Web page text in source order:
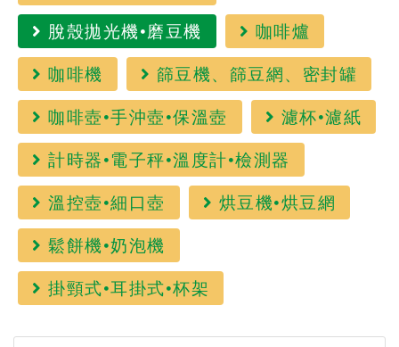
脫殼拋光機•磨豆機
咖啡爐
咖啡機
篩豆機、篩豆網、密封罐
咖啡壺•手沖壺•保溫壺
濾杯•濾紙
計時器•電子秤•溫度計•檢測器
溫控壺•細口壺
烘豆機•烘豆網
鬆餅機•奶泡機
掛頸式•耳掛式•杯架